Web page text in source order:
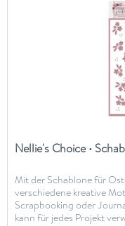
Nellie's Choice •
Mit der Schablone für
verschiedene kreative
Scrapbooking oder
kann für jedes Projekt